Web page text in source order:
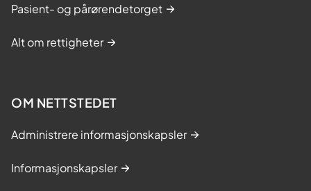
Pasient- og pårørendetorget
Alt om rettigheter
OM NETTSTEDET
Administrere informasjonskapsler
Informasjonskapsler